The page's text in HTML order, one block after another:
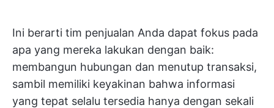
Ini berarti tim penjualan Anda dapat fokus pada
apa yang mereka lakukan dengan baik:
membangun hubungan dan menutup transaksi,
sambil memiliki keyakinan bahwa informasi
yang tepat selalu tersedia hanya dengan sekali